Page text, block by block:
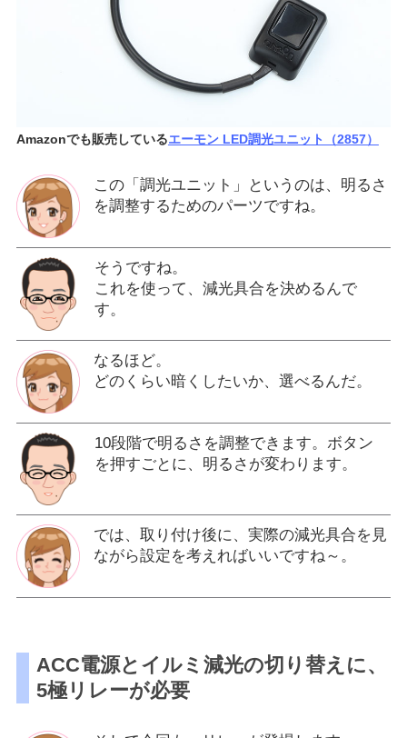
Amazonでも販売しているエーモン LED調光ユニット（2857）
この「調光ユニット」というのは、明るさ
を調整するためのパーツですね。
そうですね。
これを使って、減光具合を決めるんで
す。
なるほど。
どのくらい暗くしたいか、選べるんだ。
10段階で明るさを調整できます。ボタン
を押すごとに、明るさが変わります。
では、取り付け後に、実際の減光具合を見
ながら設定を考えればいいですね～。
ACC電源とイルミ減光の切り替えに、
5極リレーが必要